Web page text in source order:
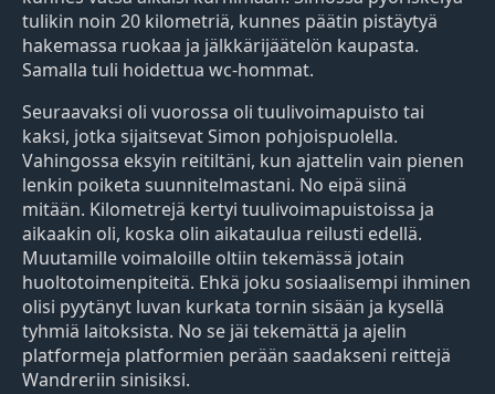
tulikin noin 20 kilometriä, kunnes päätin pistäytyä
hakemassa ruokaa ja jälkkärijäätelön kaupasta.
Samalla tuli hoidettua wc-hommat.
Seuraavaksi oli vuorossa oli tuulivoimapuisto tai
kaksi, jotka sijaitsevat Simon pohjoispuolella.
Vahingossa eksyin reitiltäni, kun ajattelin vain pienen
lenkin poiketa suunnitelmastani. No eipä siinä
mitään. Kilometrejä kertyi tuulivoimapuistoissa ja
aikaakin oli, koska olin aikataulua reilusti edellä.
Muutamille voimaloille oltiin tekemässä jotain
huoltotoimenpiteitä. Ehkä joku sosiaalisempi ihminen
olisi pyytänyt luvan kurkata tornin sisään ja kysellä
tyhmiä laitoksista. No se jäi tekemättä ja ajelin
platformeja platformien perään saadakseni reittejä
Wandreriin sinisiksi.